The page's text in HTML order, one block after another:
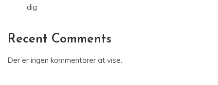
dig
Recent Comments
Der er ingen kommentarer at vise.